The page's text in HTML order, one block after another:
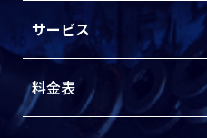
サービス
料金表